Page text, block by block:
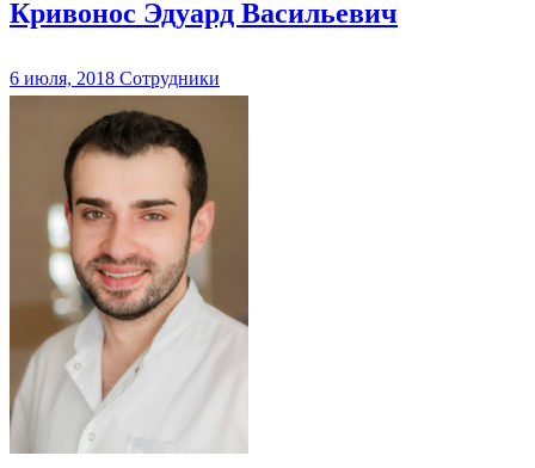
Кривонос Эдуард Васильевич
6 июля, 2018 Сотрудники